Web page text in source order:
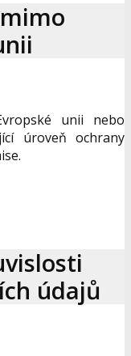
unii nebo
úroveň ochrany
údajů